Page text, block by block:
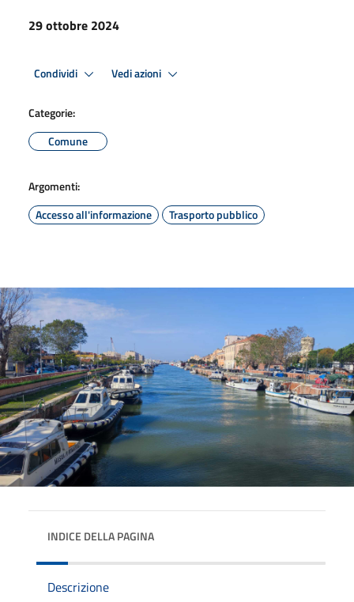
29 ottobre 2024
Condividi Vedi azioni
Categorie:
Comune
Argomenti:
Accesso all'informazione
Trasporto pubblico
INDICE DELLA PAGINA
Descrizione